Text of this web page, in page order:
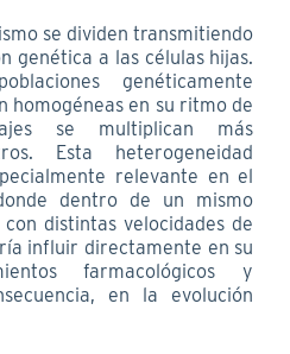
se dividen transmitiendo
genética a las células hijas.
genéticamente
homogéneas en su ritmo de
se multiplican más
Esta heterogeneidad
relevante en el
dentro de un mismo
distintas velocidades de
influir directamente en su
farmacológicos y
en la evolución